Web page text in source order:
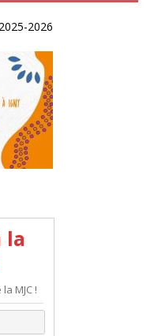
2026
la
MJC !